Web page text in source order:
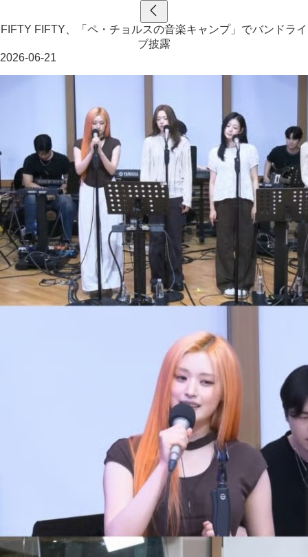
FIFTY FIFTY、「ペ・チョルスの音楽キャンプ」でバンドライ
ブ披露
2026-06-21